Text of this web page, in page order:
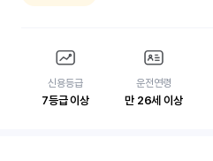
신용등급
7등급 이상
운전연령
만 26세 이상